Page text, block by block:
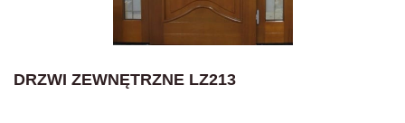
DRZWI ZEWNĘTRZNE LZ213